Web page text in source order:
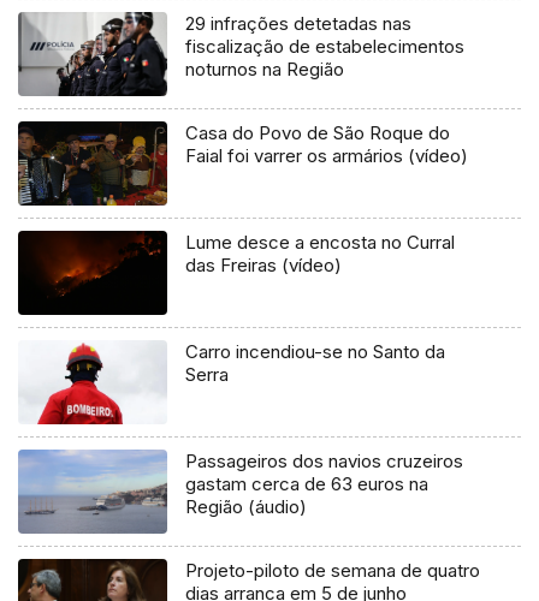
29 infrações detetadas nas
fiscalização de estabelecimentos
noturnos na Região
Casa do Povo de São Roque do
Faial foi varrer os armários (vídeo)
Lume desce a encosta no Curral
das Freiras (vídeo)
Carro incendiou-se no Santo da
Serra
Passageiros dos navios cruzeiros
gastam cerca de 63 euros na
Região (áudio)
Projeto-piloto de semana de quatro
dias arranca em 5 de junho